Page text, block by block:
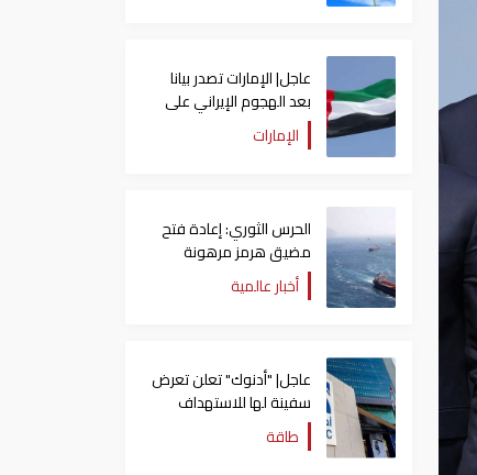
عاجل| الإمارات تصدر بيانا
بعد الهجوم الإيراني على
سفينة تابعة لـ"أدنوك"
الإمارات
الحرس الثوري: إعادة فتح
مضيق هرمز مرهونة
بقبول واشنطن الكامل
لشروط طهران
أخبار عالمية
عاجل| "أدنوك" تعلن تعرض
سفينة لها للاستهداف
بصاروخ في مضيق هرمز
طاقة